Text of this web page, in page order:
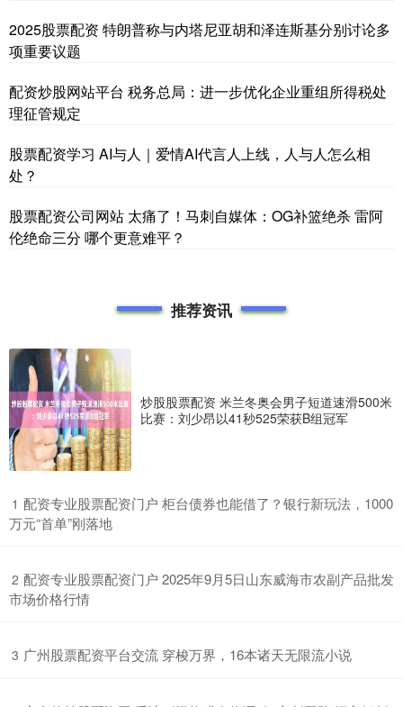
2025股票配资 特朗普称与内塔尼亚胡和泽连斯基分别讨论多
项重要议题
配资炒股网站平台 税务总局：进一步优化企业重组所得税处
理征管规定
股票配资学习 AI与人｜爱情AI代言人上线，人与人怎么相
处？
股票配资公司网站 太痛了！马刺自媒体：OG补篮绝杀 雷阿
伦绝命三分 哪个更意难平？
推荐资讯
炒股股票配资 米兰冬奥会男子短道速滑500米
比赛：刘少昂以41秒525荣获B组冠军
1 ​配资专业股票配资门户 柜台债券也能借了？银行新玩法，1000
万元“首单”刚落地
2 ​配资专业股票配资门户 2025年9月5日山东威海市农副产品批发
市场价格行情
3 ​广州股票配资平台交流 穿梭万界，16本诸天无限流小说